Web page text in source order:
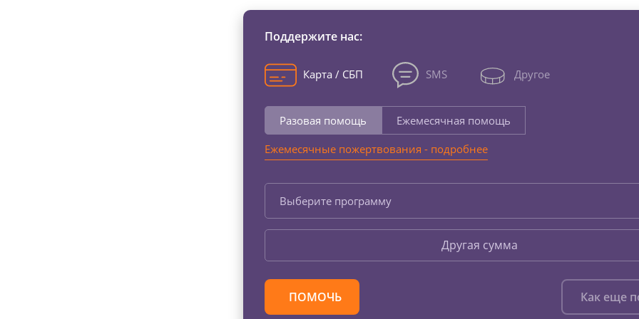
Поддержите нас:
Карта / СБП SMS Другое
Разовая помощь
Ежемесячная помощь
Ежемесячные пожертвования - подробнее
Выберите программу
Другая сумма
ПОМОЧЬ Как еще